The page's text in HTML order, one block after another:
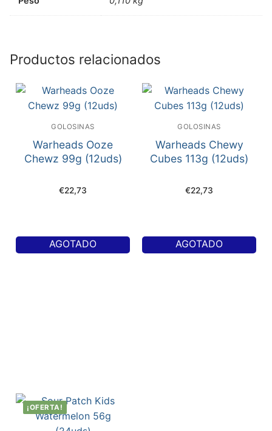
Productos relacionados
GOLOSINAS
Warheads Ooze
Chewz 99g (12uds)
€22,73
AGOTADO
GOLOSINAS
Warheads Chewy
Cubes 113g (12uds)
€22,73
AGOTADO
¡OFERTA!